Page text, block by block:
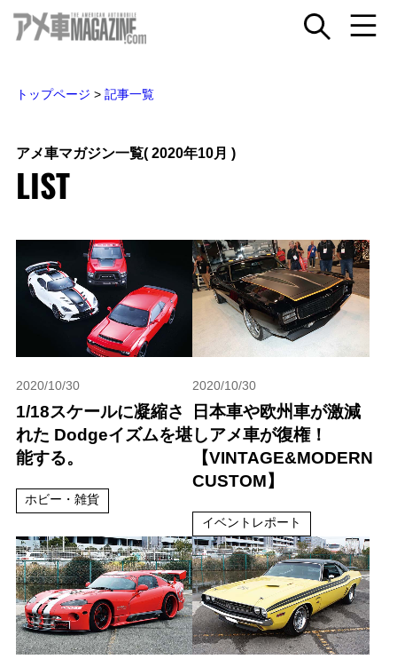
トップページ > 記事一覧
アメ車マガジン一覧( 2020年10月 )
LIST
2020/10/30
1/18スケールに凝縮さ
れた Dodgeイズムを堪
能する。
ホビー・雑貨
2020/10/30
日本車や欧州車が激減
しアメ車が復権！
【VINTAGE&MODERN
CUSTOM】
イベントレポート